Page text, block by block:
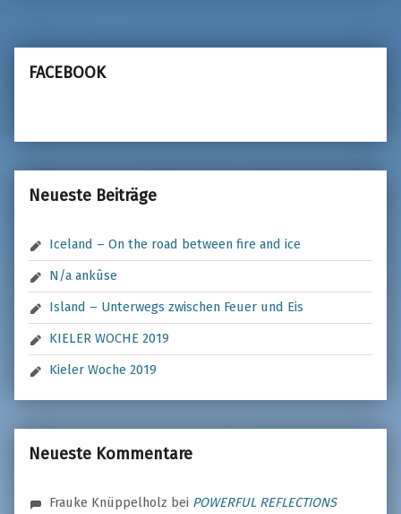
FACEBOOK
Neueste Beiträge
Iceland – On the road between fire and ice
N/a ankûse
Island – Unterwegs zwischen Feuer und Eis
KIELER WOCHE 2019
Kieler Woche 2019
Neueste Kommentare
Frauke Knüppelholz bei POWERFUL REFLECTIONS